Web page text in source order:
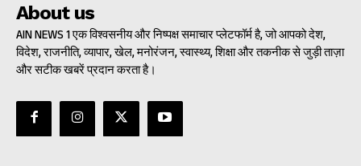
About us
AIN NEWS 1 एक विश्वसनीय और निष्पक्ष समाचार प्लेटफॉर्म है, जो आपको देश,
विदेश, राजनीति, व्यापार, खेल, मनोरंजन, स्वास्थ्य, शिक्षा और तकनीक से जुड़ी ताज़ा
और सटीक खबरें प्रदान करता है।